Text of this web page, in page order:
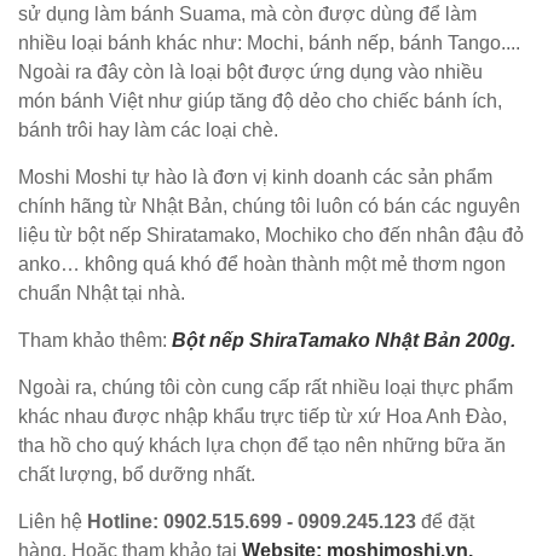
sử dụng làm bánh Suama, mà còn được dùng để làm
nhiều loại bánh khác như: Mochi, bánh nếp, bánh Tango....
Ngoài ra đây còn là loại bột được ứng dụng vào nhiều
món bánh Việt như giúp tăng độ dẻo cho chiếc bánh ích,
bánh trôi hay làm các loại chè.
Moshi Moshi tự hào là đơn vị kinh doanh các sản phẩm
chính hãng từ Nhật Bản, chúng tôi luôn có bán các nguyên
liệu từ bột nếp Shiratamako, Mochiko cho đến nhân đậu đỏ
anko… không quá khó để hoàn thành một mẻ thơm ngon
chuẩn Nhật tại nhà.
Tham khảo thêm: Bột nếp ShiraTamako Nhật Bản 200g.
Ngoài ra, chúng tôi còn cung cấp rất nhiều loại thực phẩm
khác nhau được nhập khẩu trực tiếp từ xứ Hoa Anh Đào,
tha hồ cho quý khách lựa chọn để tạo nên những bữa ăn
chất lượng, bổ dưỡng nhất.
Liên hệ Hotline: 0902.515.699 - 0909.245.123 để đặt
hàng. Hoặc tham khảo tại Website: moshimoshi.vn.